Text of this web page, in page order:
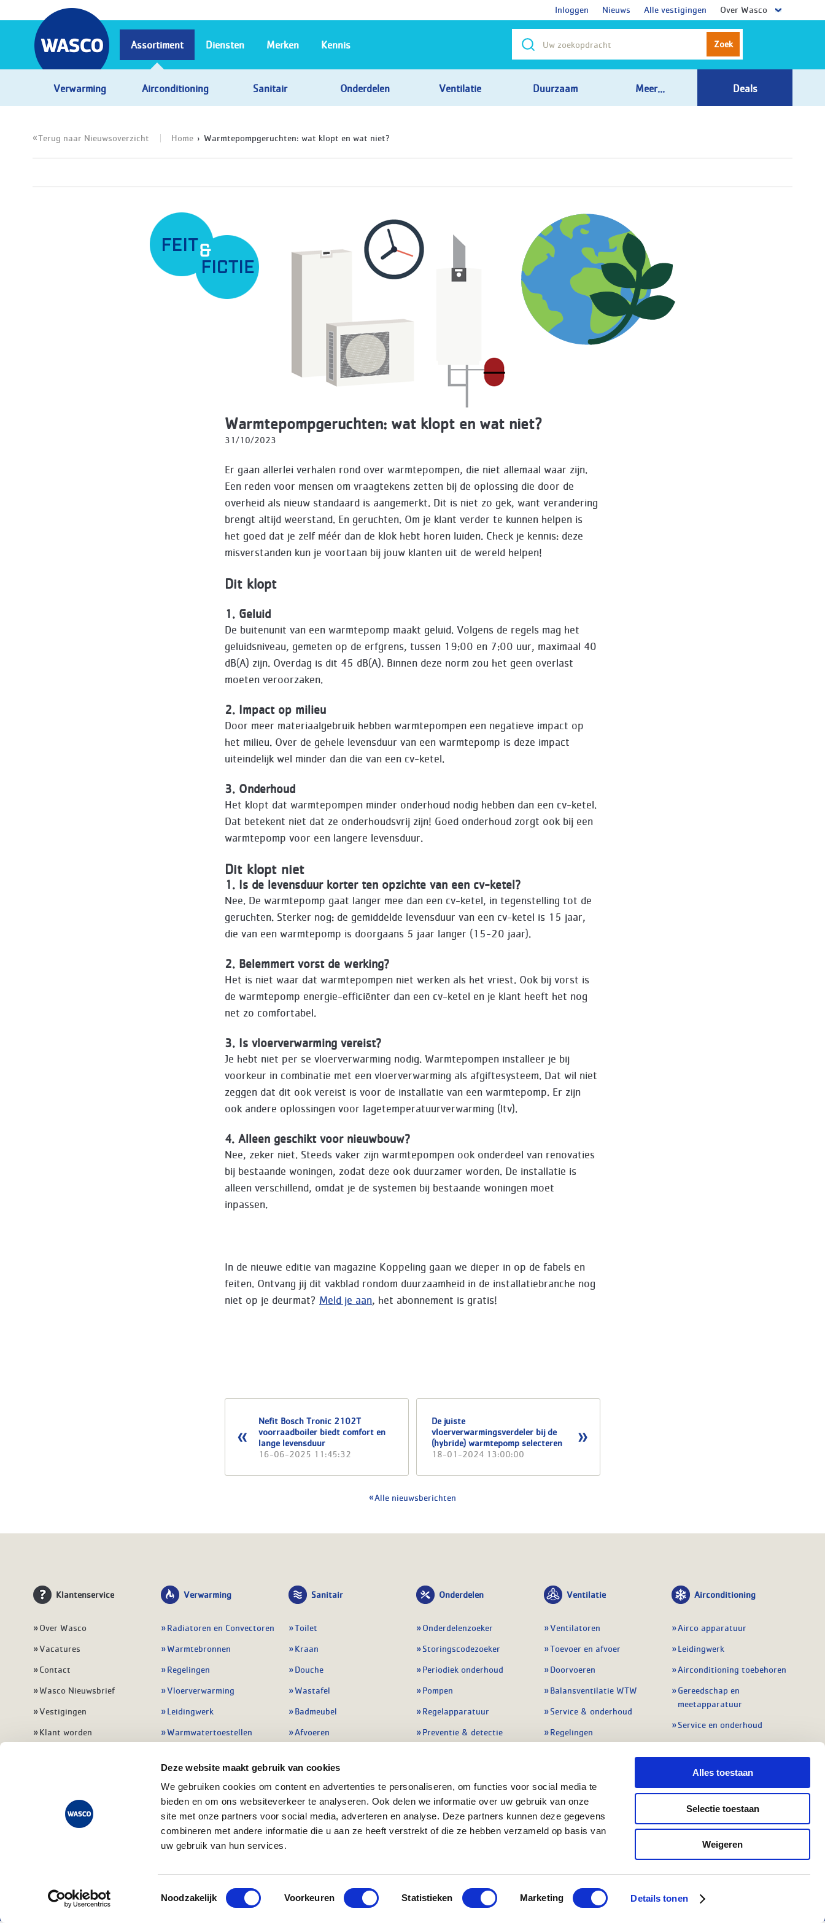
Deze website maakt gebruik van cookies
We gebruiken cookies om content en advertenties te personaliseren, om functies voor social media te
bieden en om ons websiteverkeer te analyseren. Ook delen we informatie over uw gebruik van onze
site met onze partners voor social media, adverteren en analyse. Deze partners kunnen deze gegevens
combineren met andere informatie die u aan ze heeft verstrekt of die ze hebben verzameld op basis van
uw gebruik van hun services.
Toestemmingsselectie
Noodzakelijk Voorkeuren Statistieken Marketing Details tonen
Alles toestaan
Selectie toestaan
Weigeren
Inloggen Nieuws Alle vestigingen Over Wasco
Zoek
Assortiment
Verwarming Airconditioning Sanitair Onderdelen Ventilatie Duurzaam Meer... Deals
Diensten Merken Kennis
Terug naar Nieuwsoverzicht Home Warmtepompgeruchten: wat klopt en wat niet?
Warmtepompgeruchten: wat klopt en wat niet?
31/10/2023
Er gaan allerlei verhalen rond over warmtepompen, die niet allemaal waar zijn.
Een reden voor mensen om vraagtekens zetten bij de oplossing die door de
overheid als nieuw standaard is aangemerkt. Dit is niet zo gek, want verandering
brengt altijd weerstand. En geruchten. Om je klant verder te kunnen helpen is
het goed dat je zelf méér dan de klok hebt horen luiden. Check je kennis: deze
misverstanden kun je voortaan bij jouw klanten uit de wereld helpen!
Dit klopt
1. Geluid
De buitenunit van een warmtepomp maakt geluid. Volgens de regels mag het
geluidsniveau, gemeten op de erfgrens, tussen 19:00 en 7:00 uur, maximaal 40
dB(A) zijn. Overdag is dit 45 dB(A). Binnen deze norm zou het geen overlast
moeten veroorzaken.
2. Impact op milieu
Door meer materiaalgebruik hebben warmtepompen een negatieve impact op
het milieu. Over de gehele levensduur van een warmtepomp is deze impact
uiteindelijk wel minder dan die van een cv-ketel.
3. Onderhoud
Het klopt dat warmtepompen minder onderhoud nodig hebben dan een cv-ketel.
Dat betekent niet dat ze onderhoudsvrij zijn! Goed onderhoud zorgt ook bij een
warmtepomp voor een langere levensduur.
Dit klopt niet
1. Is de levensduur korter ten opzichte van een cv-ketel?
Nee. De warmtepomp gaat langer mee dan een cv-ketel, in tegenstelling tot de
geruchten. Sterker nog: de gemiddelde levensduur van een cv-ketel is 15 jaar,
die van een warmtepomp is doorgaans 5 jaar langer (15-20 jaar).
2. Belemmert vorst de werking?
Het is niet waar dat warmtepompen niet werken als het vriest. Ook bij vorst is
de warmtepomp energie-efficiënter dan een cv-ketel en je klant heeft het nog
net zo comfortabel.
3. Is vloerverwarming vereist?
Je hebt niet per se vloerverwarming nodig. Warmtepompen installeer je bij
voorkeur in combinatie met een vloerverwarming als afgiftesysteem. Dat wil niet
zeggen dat dit ook vereist is voor de installatie van een warmtepomp. Er zijn
ook andere oplossingen voor lagetemperatuurverwarming (ltv).
4. Alleen geschikt voor nieuwbouw?
Nee, zeker niet. Steeds vaker zijn warmtepompen ook onderdeel van renovaties
bij bestaande woningen, zodat deze ook duurzamer worden. De installatie is
alleen verschillend, omdat je de systemen bij bestaande woningen moet
inpassen.
In de nieuwe editie van magazine Koppeling gaan we dieper in op de fabels en
feiten. Ontvang jij dit vakblad rondom duurzaamheid in de installatiebranche nog
niet op je deurmat? Meld je aan, het abonnement is gratis!
Nefit Bosch Tronic 2102T
voorraadboiler biedt comfort en
lange levensduur
16-06-2025 11:45:32
De juiste
vloerverwarmingsverdeler bij de
(hybride) warmtepomp selecteren
18-01-2024 13:00:00
Alle nieuwsberichten
Klantenservice
Over Wasco
Vacatures
Contact
Wasco Nieuwsbrief
Vestigingen
Klant worden
Verwarming
Radiatoren en Convectoren
Warmtebronnen
Regelingen
Vloerverwarming
Leidingwerk
Warmwatertoestellen
Sanitair
Toilet
Kraan
Douche
Wastafel
Badmeubel
Afvoeren
Onderdelen
Onderdelenzoeker
Storingscodezoeker
Periodiek onderhoud
Pompen
Regelapparatuur
Preventie & detectie
Ventilatie
Ventilatoren
Toevoer en afvoer
Doorvoeren
Balansventilatie WTW
Service & onderhoud
Regelingen
Airconditioning
Airco apparatuur
Leidingwerk
Airconditioning toebehoren
Gereedschap en
meetapparatuur
Service en onderhoud
Regelapparatuur